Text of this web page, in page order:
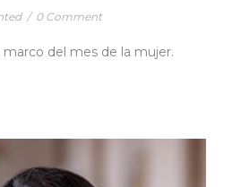
/ 0 Comment
del mes de la mujer.